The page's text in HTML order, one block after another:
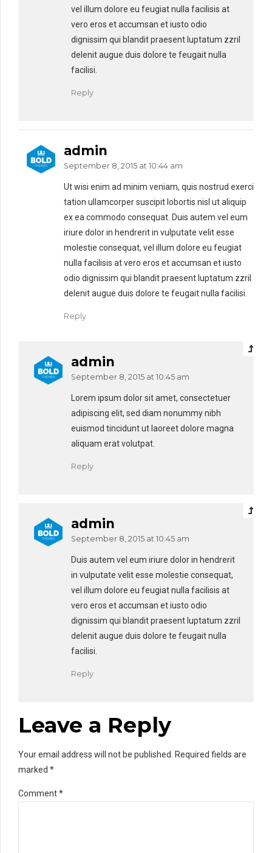
vel illum dolore eu feugiat nulla facilisis at
vero eros et accumsan et iusto odio
dignissim qui blandit praesent luptatum zzril
delenit augue duis dolore te feugait nulla
facilisi.
Reply
admin
September 8, 2015 at 10:44 am
Ut wisi enim ad minim veniam, quis nostrud exerci
tation ullamcorper suscipit lobortis nisl ut aliquip
ex ea commodo consequat. Duis autem vel eum
iriure dolor in hendrerit in vulputate velit esse
molestie consequat, vel illum dolore eu feugiat
nulla facilisis at vero eros et accumsan et iusto
odio dignissim qui blandit praesent luptatum zzril
delenit augue duis dolore te feugait nulla facilisi.
Reply
admin
September 8, 2015 at 10:45 am
Lorem ipsum dolor sit amet, consectetuer
adipiscing elit, sed diam nonummy nibh
euismod tincidunt ut laoreet dolore magna
aliquam erat volutpat.
Reply
admin
September 8, 2015 at 10:45 am
Duis autem vel eum iriure dolor in hendrerit
in vulputate velit esse molestie consequat,
vel illum dolore eu feugiat nulla facilisis at
vero eros et accumsan et iusto odio
dignissim qui blandit praesent luptatum zzril
delenit augue duis dolore te feugait nulla
facilisi.
Reply
Leave a Reply
Your email address will not be published. Required fields are
marked *
Comment*